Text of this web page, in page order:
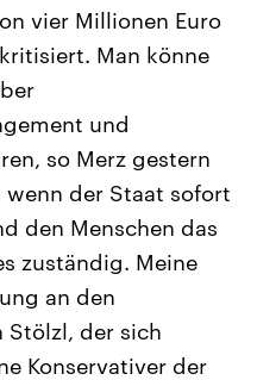
vier Millionen Euro
Man könne
und
so Merz gestern
der Staat sofort
den Menschen das
zuständig. Meine
an den
Stölzl, der sich
Konservativer der